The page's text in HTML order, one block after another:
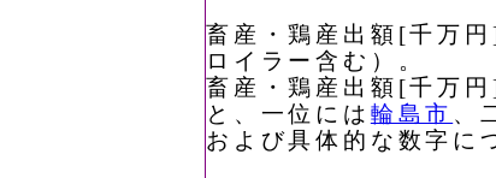
畜産・鶏産出額[千万
ロイラー含む）。
畜産・鶏産出額[千万
と、一位には 輪島市 、
および具体的な数字に